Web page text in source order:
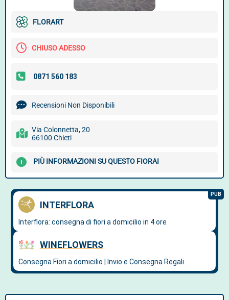
FLORART
CHIUSO ADESSO
Recensioni Non Disponibili
Via Colonnetta, 20
66100 Chieti
PIÙ INFORMAZIONI SU QUESTO FIORAI